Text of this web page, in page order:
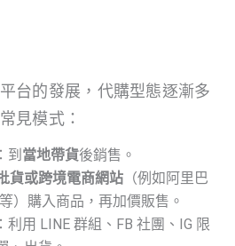
台的發展，代購型態逐漸多
見模式：
：到 當地帶貨後銷售。
貨或跨境電商網站 （例如阿里巴
）購入商品，再加價販售。
：利用 LINE 群組、FB 社團、IG 限